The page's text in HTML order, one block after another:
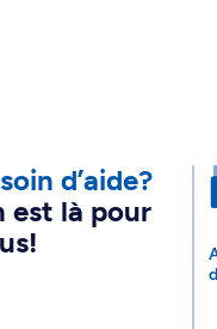
d’aide?
est là pour